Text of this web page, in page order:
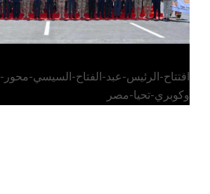
افتتاح-الرئيس-عبد-الفتاح-السيسي-
وكوبري-تحيا-مصر